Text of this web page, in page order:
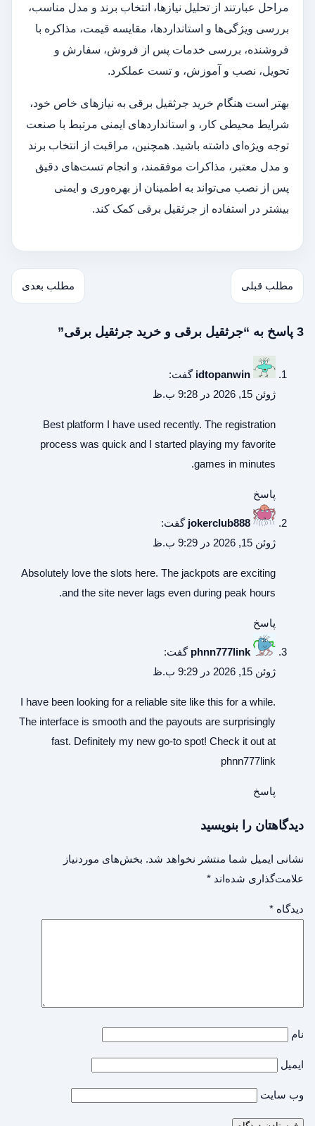
مراحل عبارتند از تحلیل نیازها، انتخاب برند و مدل مناسب،
بررسی ویژگی‌ها و استانداردها، مقایسه قیمت، مذاکره با
فروشنده، بررسی خدمات پس از فروش، سفارش و
تحویل، نصب و آموزش، و تست عملکرد.
بهتر است هنگام خرید جرثقیل برقی به نیازهای خاص خود،
شرایط محیطی کار، و استانداردهای ایمنی مرتبط با صنعت
توجه ویژه‌ای داشته باشید. همچنین، مراقبت از انتخاب برند
و مدل معتبر، مذاکرات موفقمند، و انجام تست‌های دقیق
پس از نصب می‌تواند به اطمینان از بهره‌وری و ایمنی
بیشتر در استفاده از جرثقیل برقی کمک کند.
مطلب قبلی مطلب بعدی
3 پاسخ به “جرثقیل برقی و خرید جرثقیل برقی”
idtopanwin گفت:
ژوئن 15, 2026 در 9:28 ب.ظ
Best platform I have used recently. The registration
process was quick and I started playing my favorite
games in minutes.
پاسخ
jokerclub888 گفت:
ژوئن 15, 2026 در 9:29 ب.ظ
Absolutely love the slots here. The jackpots are exciting
and the site never lags even during peak hours.
پاسخ
phnn777link گفت:
ژوئن 15, 2026 در 9:29 ب.ظ
I have been looking for a reliable site like this for a while.
The interface is smooth and the payouts are surprisingly
fast. Definitely my new go-to spot! Check it out at
phnn777link
پاسخ
دیدگاهتان را بنویسید
نشانی ایمیل شما منتشر نخواهد شد. بخش‌های موردنیاز
علامت‌گذاری شده‌اند *
دیدگاه *
نام
ایمیل
وب‌ سایت